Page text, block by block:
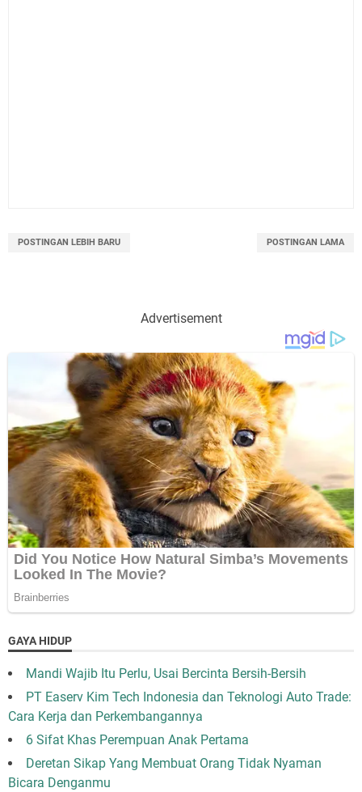
POSTINGAN LEBIH BARU POSTINGAN LAMA
Advertisement
GAYA HIDUP
Mandi Wajib Itu Perlu, Usai Bercinta Bersih-Bersih
PT Easerv Kim Tech Indonesia dan Teknologi Auto Trade:
Cara Kerja dan Perkembangannya
6 Sifat Khas Perempuan Anak Pertama
Deretan Sikap Yang Membuat Orang Tidak Nyaman
Bicara Denganmu